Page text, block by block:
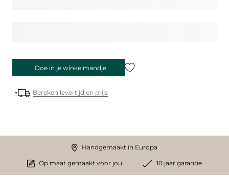
Doe in je winkelmandje
Bereken levertijd en prijs
Handgemaakt in Europa
Op maat gemaakt voor jou 10 jaar garantie